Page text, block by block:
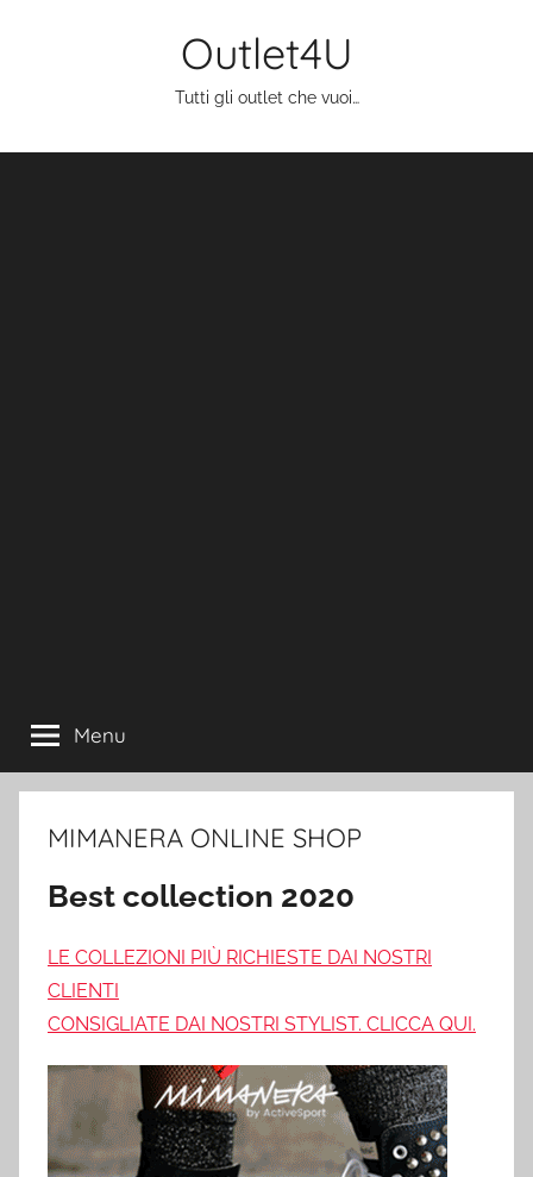
Outlet4U
Tutti gli outlet che vuoi…
Menu
MIMANERA ONLINE SHOP
Best collection 2020
LE COLLEZIONI PIÙ RICHIESTE DAI NOSTRI
CLIENTI
CONSIGLIATE DAI NOSTRI STYLIST. CLICCA QUI.